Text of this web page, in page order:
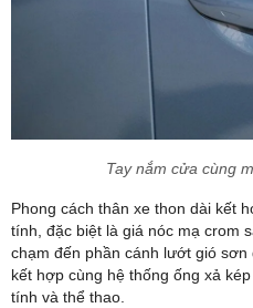
Tay nắm cửa cùng
Phong cách thân xe thon dài kết
tính, đặc biệt là giá nóc mạ crom
chạm đến phần cánh lướt gió
kết hợp cùng hệ thống ống xả
tính và thể thao.